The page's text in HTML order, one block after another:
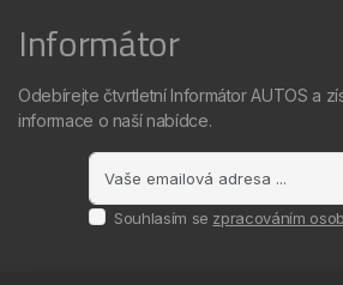
Informátor
Odebírejte čtvrtletní Informátor AUTOS a
informace o naší nabídce.
Souhlasím se zpracováním